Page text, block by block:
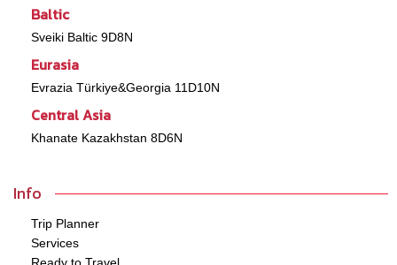
Baltic
Sveiki Baltic 9D8N
Eurasia
Evrazia Türkiye&Georgia 11D10N
Central Asia
Khanate Kazakhstan 8D6N
Info
Trip Planner
Services